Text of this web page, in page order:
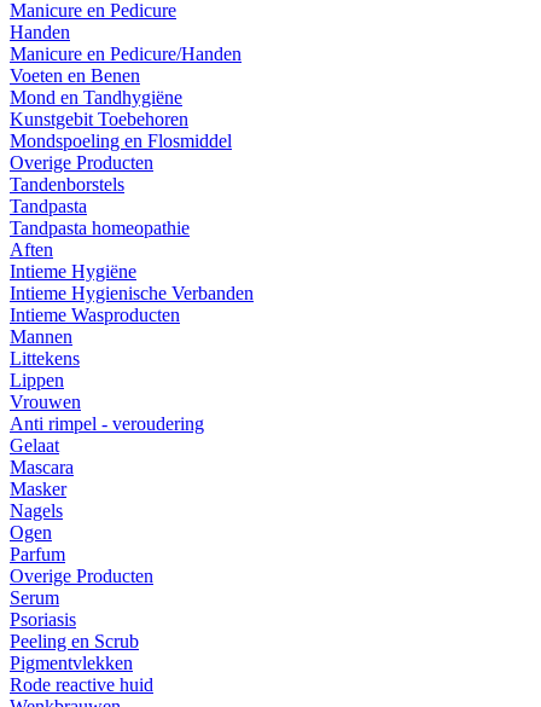
Manicure en Pedicure
Handen
Manicure en Pedicure/Handen
Voeten en Benen
Mond en Tandhygiëne
Kunstgebit Toebehoren
Mondspoeling en Flosmiddel
Overige Producten
Tandenborstels
Tandpasta
Tandpasta homeopathie
Aften
Intieme Hygiëne
Intieme Hygienische Verbanden
Intieme Wasproducten
Mannen
Littekens
Lippen
Vrouwen
Anti rimpel - veroudering
Gelaat
Mascara
Masker
Nagels
Ogen
Parfum
Overige Producten
Serum
Psoriasis
Peeling en Scrub
Pigmentvlekken
Rode reactive huid